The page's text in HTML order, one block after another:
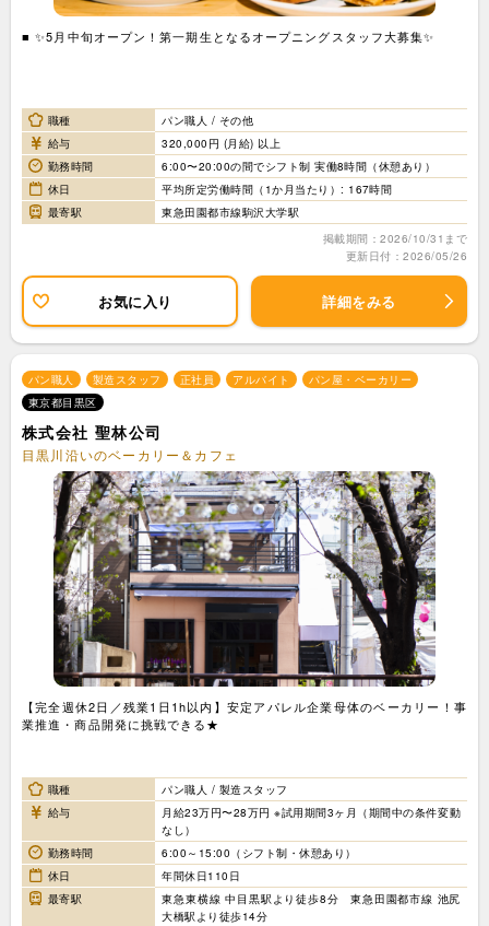
■ ✨5月中旬オープン！第一期生となるオープニングスタッフ大募集✨
職種
パン職人 / その他
給与
320,000円 (月給) 以上
勤務時間
6:00〜20:00の間でシフト制 実働8時間（休憩あり）
休日
平均所定労働時間（1か月当たり）: 167時間
最寄駅
東急田園都市線駒沢大学駅
掲載期間：2026/10/31まで
更新日付：2026/05/26
お気に入り 詳細をみる
パン職人 製造スタッフ 正社員 アルバイト
パン屋・ベーカリー
東京都目黒区
株式会社 聖林公司
目黒川沿いのベーカリー＆カフェ
【完全週休2日／残業1日1h以内】安定アパレル企業母体のベーカリー！事
業推進・商品開発に挑戦できる★
職種
パン職人 / 製造スタッフ
給与
月給23万円〜28万円 ※試用期間3ヶ月（期間中の条件変動
なし）
勤務時間
6:00～15:00（シフト制・休憩あり）
休日
年間休日110日
最寄駅
東急東横線 中目黒駅より徒歩8分 東急田園都市線 池尻
大橋駅より徒歩14分